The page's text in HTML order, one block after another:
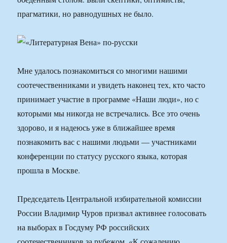
прагматики, но равнодушных не было.
Мне удалось познакомиться со многими нашими
соотечественниками и увидеть наконец тех, кто часто
принимает участие в программе «Наши люди», но с
которыми мы никогда не встречались. Все это очень
здорово, и я надеюсь уже в ближайшее время
познакомить вас с нашими людьми — участниками
конференции по статусу русского языка, которая
прошла в Москве.
Председатель Центральной избирательной комиссии
России Владимир Чуров призвал активнее голосовать
на выборах в Госдуму РФ российских